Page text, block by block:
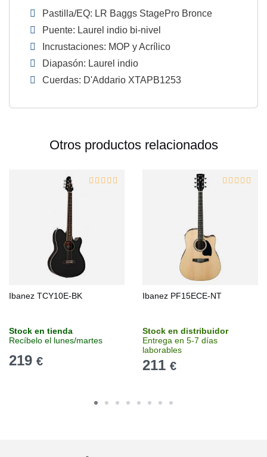
Pastilla/EQ: LR Baggs StagePro Bronce
Puente: Laurel indio bi-nivel
Incrustaciones: MOP y Acrílico
Diapasón: Laurel indio
Cuerdas: D'Addario XTAPB1253
Otros productos relacionados
Ibanez TCY10E-BK
Stock en tienda
Recíbelo el lunes/martes
219 €
Ibanez PF15ECE-NT
Stock en distribuidor
Entrega en 5-7 días
laborables
211 €